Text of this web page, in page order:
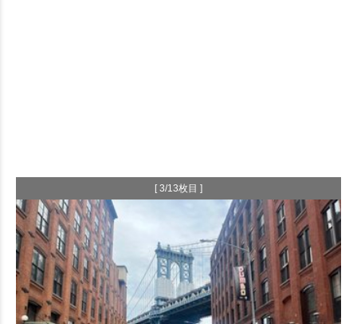
[ 3/13枚目 ]